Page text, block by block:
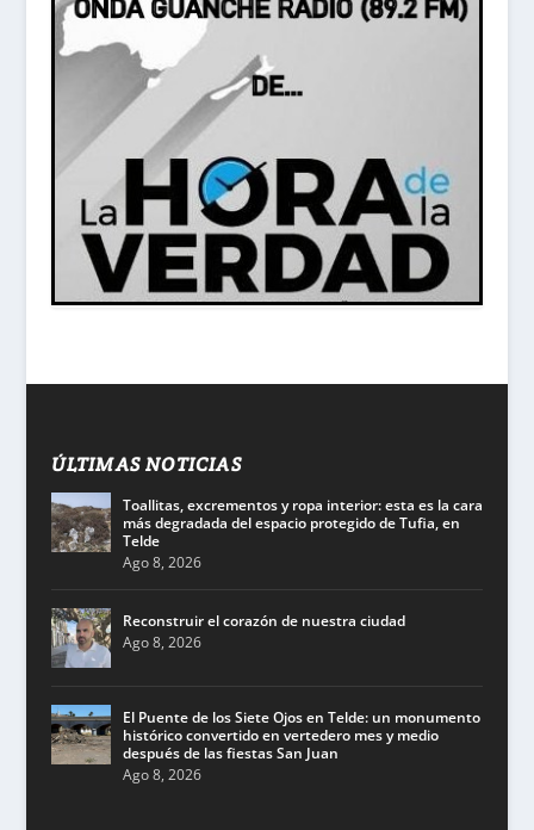
ÚLTIMAS NOTICIAS
Toallitas, excrementos y ropa interior: esta es la cara
más degradada del espacio protegido de Tufia, en
Telde
Ago 8, 2026
Reconstruir el corazón de nuestra ciudad
Ago 8, 2026
El Puente de los Siete Ojos en Telde: un monumento
histórico convertido en vertedero mes y medio
después de las fiestas San Juan
Ago 8, 2026